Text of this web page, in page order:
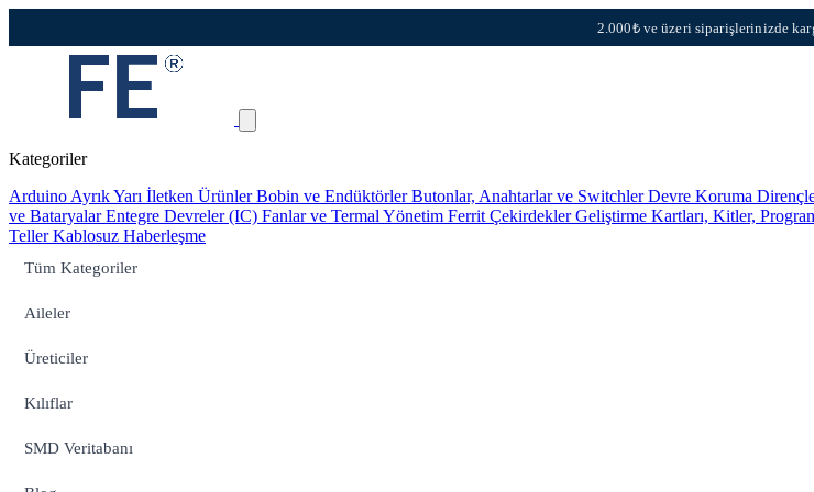
2.000₺ ve üzeri siparişlerinizde
Kategoriler
Arduino Ayrık Yarı İletken ÜrünlerBobin ve EndüktörlerButonlar, Anahtarlar ve SwitchlerDevre Koruma
ve BataryalarEntegre Devreler (IC) Fanlar ve Termal Yönetim Ferrit ÇekirdeklerGeliştirme Kartları, Kitler,
TellerKablosuz Haberleşme
Tüm Kategoriler
Aileler
Üreticiler
Kılıflar
SMD Veritabanı